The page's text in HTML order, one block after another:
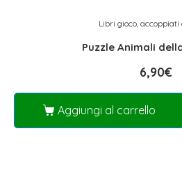
Libri gioco, accoppiati
Puzzle Animali
6,90€
Aggiungi al carrello